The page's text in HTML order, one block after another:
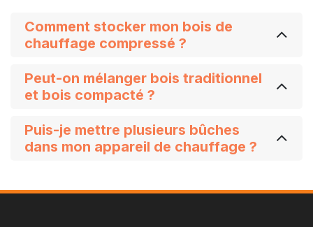
Comment stocker mon bois de
chauffage compressé ?
Peut-on mélanger bois traditionnel
et bois compacté ?
Puis-je mettre plusieurs bûches
dans mon appareil de chauffage ?